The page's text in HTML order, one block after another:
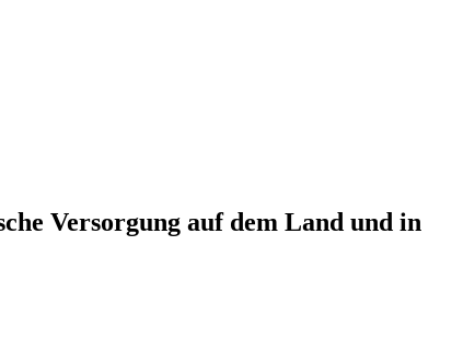
Versorgung auf dem Land und in